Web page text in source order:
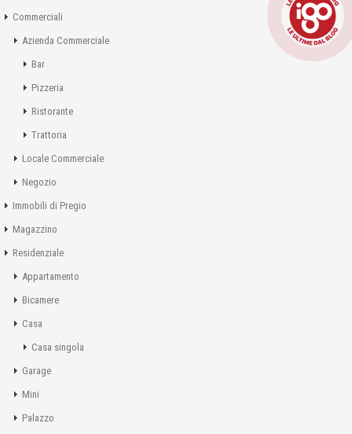
Commerciali
Azienda Commerciale
Bar
Pizzeria
Ristorante
Trattoria
Locale Commerciale
Negozio
Immobili di Pregio
Magazzino
Residenziale
Appartamento
Bicamere
Casa
Casa singola
Garage
Mini
Palazzo